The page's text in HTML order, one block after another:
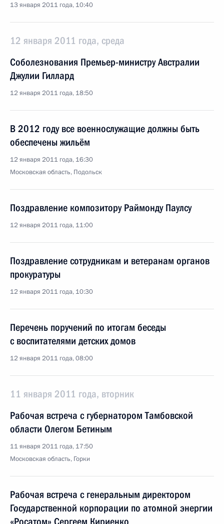
13 января 2011 года, 10:40
12 января 2011 года, среда
Соболезнования Премьер-министру Австралии
Джулии Гиллард
12 января 2011 года, 18:50
В 2012 году все военнослужащие должны быть
обеспечены жильём
12 января 2011 года, 16:30
Московская область, Подольск
Поздравление композитору Раймонду Паулсу
12 января 2011 года, 11:00
Поздравление сотрудникам и ветеранам органов
прокуратуры
12 января 2011 года, 10:30
Перечень поручений по итогам беседы
с воспитателями детских домов
12 января 2011 года, 08:00
11 января 2011 года, вторник
Рабочая встреча с губернатором Тамбовской
области Олегом Бетиным
11 января 2011 года, 17:50
Московская область, Горки
Рабочая встреча с генеральным директором
Государственной корпорации по атомной энергии
«Росатом» Сергеем Кириенко